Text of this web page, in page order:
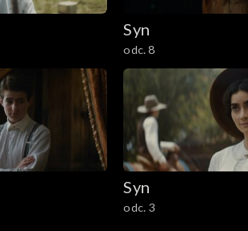
Syn
odc. 8
Syn
odc. 3